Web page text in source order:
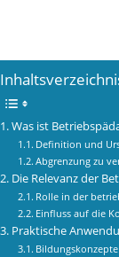
Was ist
Definition und
Abgrenzung zu
Die Relevanz der
Rolle in der
Einfluss auf die
Praktische